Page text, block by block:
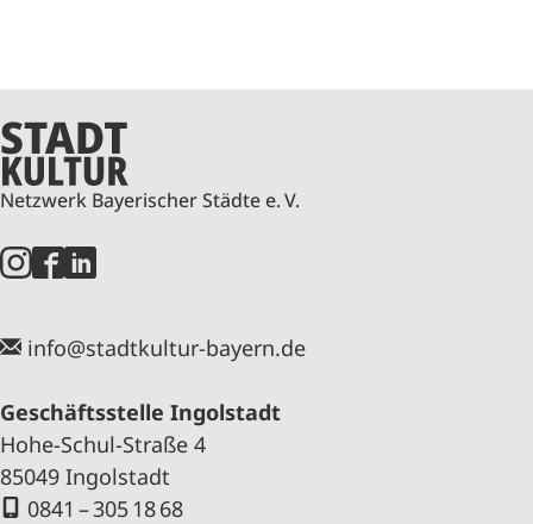
Netzwerk Bayerischer Städte e. V.
info@stadtkultur-bayern.de
Geschäftsstelle Ingolstadt
Hohe-Schul-Straße 4
85049 Ingolstadt
0841 – 305 18 68